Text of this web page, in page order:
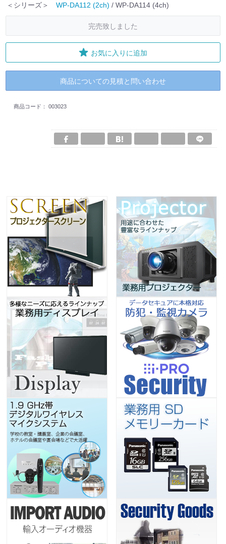
＜シリーズ＞ WP-DA112 (2ch) / WP-DA114 (4ch)
完売致しました
お気に入りに追加
商品についての見積と問い合わせ
商品コード： 003023